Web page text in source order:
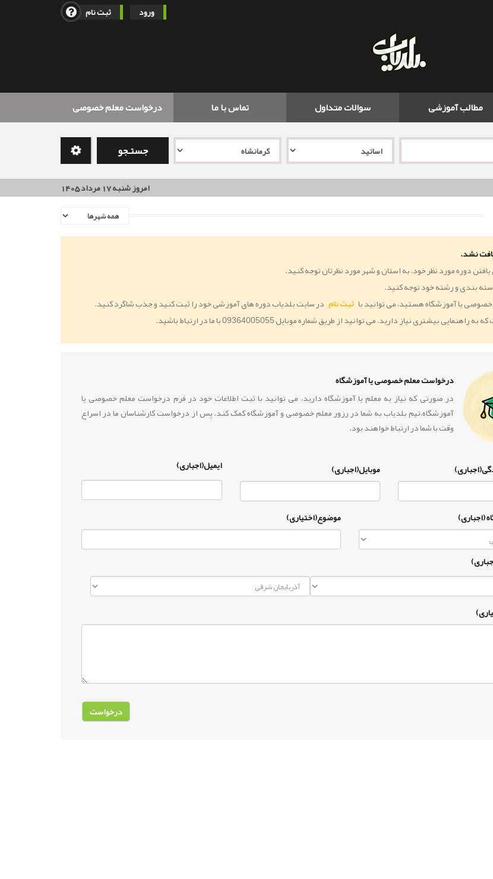
ورود ثبت نام
مطالب آموزشی سوالات متداول تماس با ما درخواست معلم خصوصی
جستـجو
امروز شنبه 17 مرداد 1405
نشد.
یافتن دوره مورد نظر خود، به استان و شهر مورد نظرتان توجه کنید.
بندی و رشته خود توجه کنید.
خصوصی یا آموزشگاه هستید، می توانید با ثبت نام در سایت بلدیاب دوره های آموزشی خود را ثبت کنید و جذب شاگرد کنید.
بیشتری نیاز دارید، می توانید از طریق شماره موبایل 09364005055 با ما در ارتباط باشید.
درخواست معلم خصوصی یا آموزشگاه
در صورتی که نیاز به معلم یا آموزشگاه دارید، می توانید با ثبت اطلاعات خود در فرم درخواست معلم خصوصی یا
آموزشگاه،تیم بلدیاب به شما در رزور معلم خصوصی و آموزشگاه کمک کند. پس از درخواست کارشناسان ما در اسراع
وقت با شما در ارتباط خواهند بود.
موبایل(اجباری) ایمیل(اجباری)
(اجباری) موضوع(اختیاری)